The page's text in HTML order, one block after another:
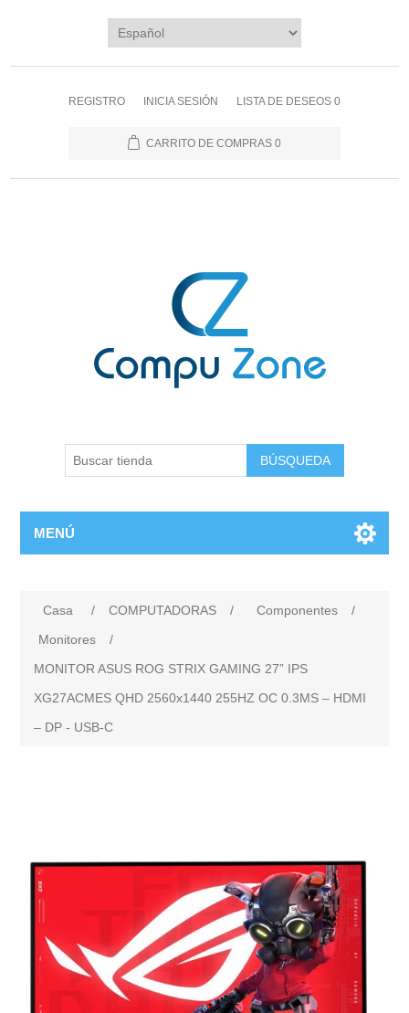
REGISTRO INICIA SESIÓN LISTA DE DESEOS 0
CARRITO DE COMPRAS 0
BÚSQUEDA
MENÚ
Casa / COMPUTADORAS / Componentes
/
Monitores
/
MONITOR ASUS ROG STRIX GAMING 27” IPS
XG27ACMES QHD 2560x1440 255HZ OC 0.3MS – HDMI
– DP - USB-C